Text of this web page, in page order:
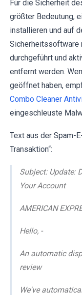
Für die Sicherheit
größter Bedeutung,
installieren und auf
Sicherheitssoftware
durchgeführt und
entfernt werden.
geöffnet haben,
Combo Cleaner
eingeschleuste
Text aus der Spam-
Transaktion“:
Subject: Update:
Your Account
AMERICAN
Hello, -
An automatic
review
We've